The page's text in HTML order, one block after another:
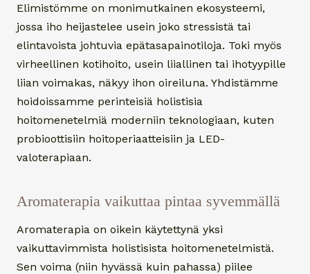
Elimistömme on monimutkainen ekosysteemi,
jossa iho heijastelee usein joko stressistä tai
elintavoista johtuvia epätasapainotiloja. Toki myös
virheellinen kotihoito, usein liiallinen tai ihotyypille
liian voimakas, näkyy ihon oireiluna. Yhdistämme
hoidoissamme perinteisiä holistisia
hoitomenetelmiä moderniin teknologiaan, kuten
probioottisiin hoitoperiaatteisiin ja LED-
valoterapiaan.
Aromaterapia vaikuttaa pintaa syvemmällä
Aromaterapia on oikein käytettynä yksi
vaikuttavimmista holistisista hoitomenetelmistä.
Sen voima (niin hyvässä kuin pahassa) piilee